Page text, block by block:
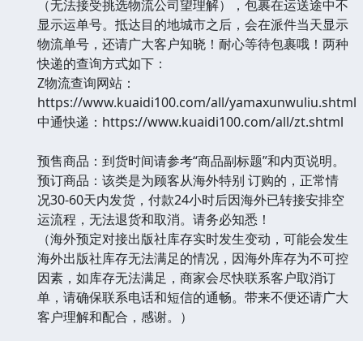
（无法接受挑选物流公司望理解），包裹在运送途中不
显示运单号。抵达目的地城市之后，会在派件当天显示
物流单号，还请广大客户知晓！耐心等待包裹哦！两种
快递的查询方式如下：
Z物流查询网站：
https://www.kuaidi100.com/all/yamaxunwuliu.shtml
中通快递：https://www.kuaidi100.com/all/zt.shtml
预售商品：到货时间请参考“商品副标题”和内页说明。
预订商品：该类是为顾客从海外特别 订购的，正常情
况30-60天内发货，付款24小时后因海外已转接安排空
运流程，无法退货和取消。请务必知悉！
（海外预定对接出版社库存实时发生变动，可能会发生
海外出版社库存无法满足的情况，因海外库存为不可控
因素，如库存无法满足，商家会尽快联系客户取消订
单，请确保联系电话和短信的通畅。带来不便还请广大
客户理解和配合，感谢。）